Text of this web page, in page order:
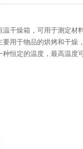
干燥箱，可用于测定材
用于物品的烘烤和干燥
种恒定的温度，最高温度